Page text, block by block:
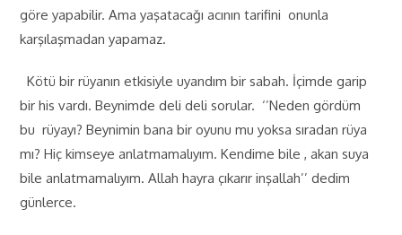
göre yapabilir. Ama yaşatacağı acının tarifini onunla
karşılaşmadan yapamaz.
Kötü bir rüyanın etkisiyle uyandım bir sabah. İçimde garip
bir his vardı. Beynimde deli deli sorular. ‘’Neden gördüm
bu rüyayı? Beynimin bana bir oyunu mu yoksa sıradan rüya
mı? Hiç kimseye anlatmamalıyım. Kendime bile , akan suya
bile anlatmamalıyım. Allah hayra çıkarır inşallah’’ dedim
günlerce.